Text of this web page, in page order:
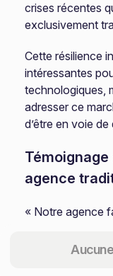
crises récentes
exclusivement
Cette résilience
intéressantes
technologiques,
adresser ce
d’être en voie de
Témoignage
agence
« Notre agence
sanitaire nous a